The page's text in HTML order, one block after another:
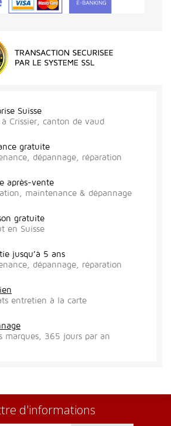
Suisse
à Crissier, canton de vaud
gratuite
dépannage, réparation
après-vente
maintenance & dépannage
gratuite
en Suisse
jusqu’à 5 ans
dépannage, réparation
entretien à la carte
marques, 365 jours par an
d'informations